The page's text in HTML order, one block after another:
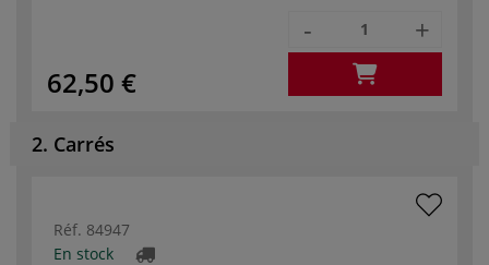
62,50 €
- +
2. Carrés
Réf. 84947
En stock